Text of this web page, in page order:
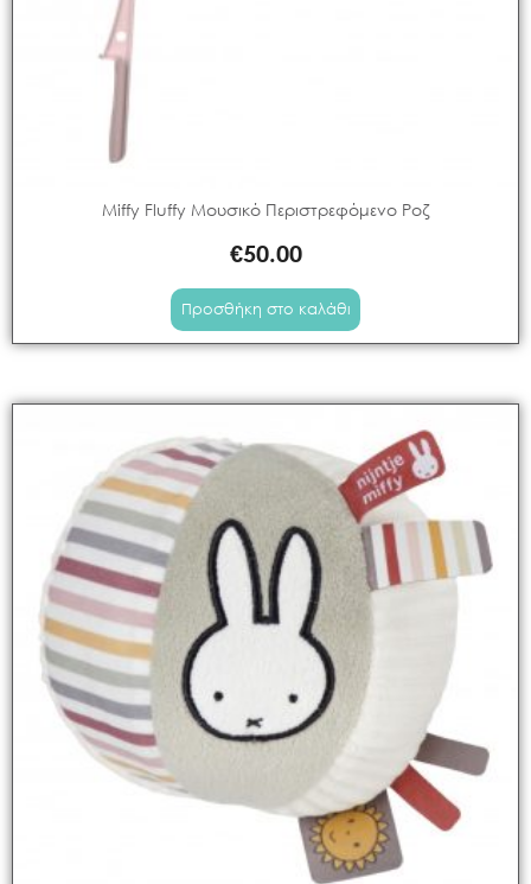
Miffy Fluffy Μουσικό Περιστρεφόμενο Ροζ
€50.00
Προσθήκη στο καλάθι